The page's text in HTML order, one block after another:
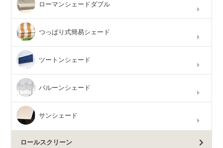
ローマンシェードダブル
つっぱり式簡易シェード
ツートンシェード
バルーンシェード
サンシェード
ロールスクリーン